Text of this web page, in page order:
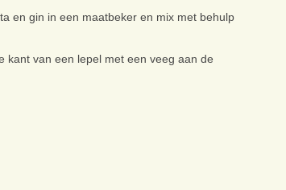
en gin in een maatbeker en mix met behulp
kant van een lepel met een veeg aan de